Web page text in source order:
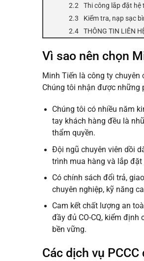
Thi công lắp đặt hệ
Kiểm tra, nạp sạc
THÔNG TIN LIÊN
Vì sao nên chọn
Minh Tiến là công ty
Chúng tôi nhận được những
Chúng tôi có nhiều năm
tay khách hàng đều là
thẩm quyền.
Đội ngũ chuyên viên dồi
trình mua hàng và lắp
Có chính sách đổi trả,
chuyên nghiệp, kỹ năng
Cam kết chất lượng an
đầy đủ CO-CQ, kiểm
bền vững.
Các dịch vụ